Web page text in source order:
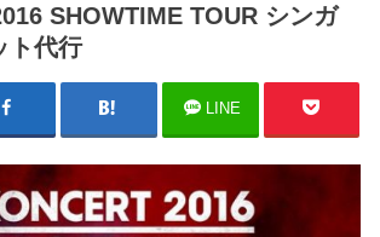
SHOWTIME TOUR シンガ
ト代行
LINE